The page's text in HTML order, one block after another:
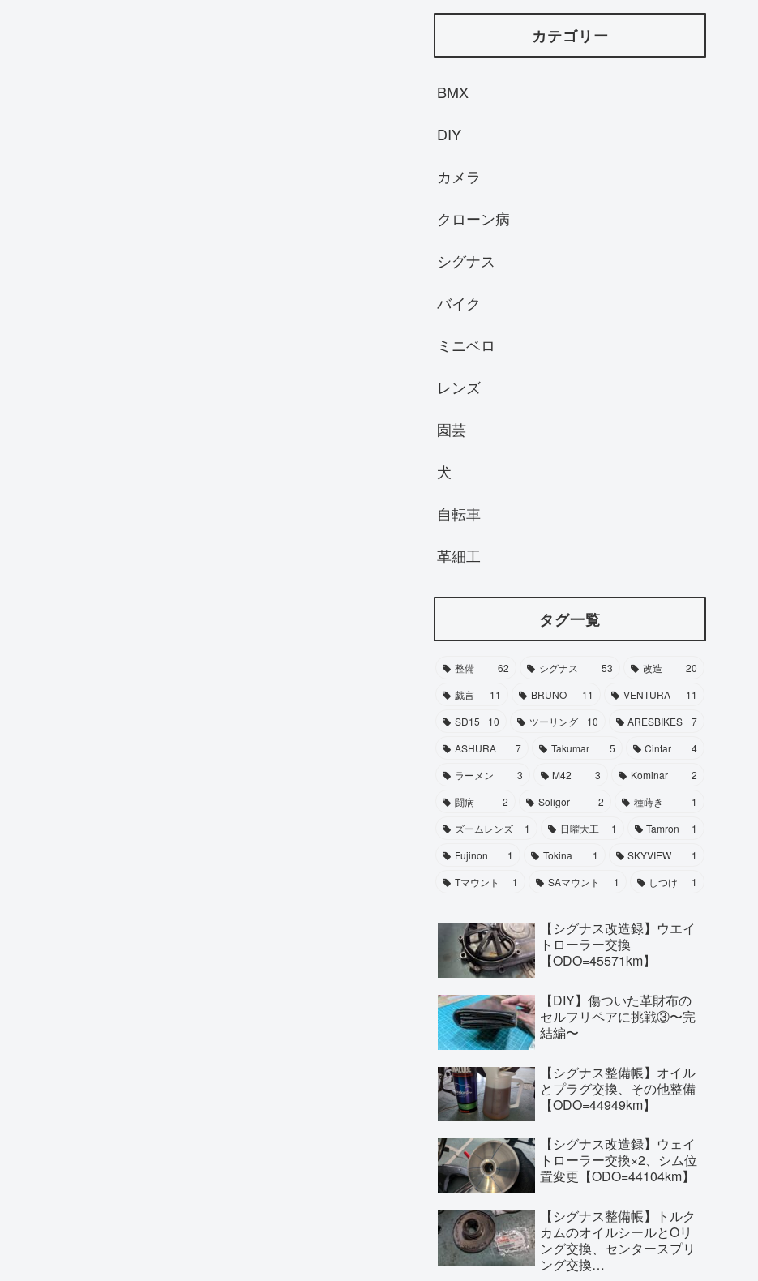
カテゴリー
BMX
DIY
カメラ
クローン病
シグナス
バイク
ミニベロ
レンズ
園芸
犬
自転車
革細工
タグ一覧
整備 62 シグナス 53 改造
20
戯言
11 BRUNO 11 VENTURA
11
SD15
10 ツーリング 10 ARESBIKES
7
ASHURA
7 Takumar 5 Cintar
4
ラーメン
3 M42 3 Kominar
2
闘病
2 Soligor 2 種蒔き
1
ズームレンズ
1 日曜大工 1 Tamron
1
Fujinon
1 Tokina 1 SKYVIEW
1
Tマウント
1 SAマウント 1 しつけ 1
【シグナス改造録】ウエイ
トローラー交換
【ODO=45571km】
【DIY】傷ついた革財布の
セルフリペアに挑戦③〜完
結編〜
【シグナス整備帳】オイル
とプラグ交換、その他整備
【ODO=44949km】
【シグナス改造録】ウェイ
トローラー交換×2、シム位
置変更【ODO=44104km】
【シグナス整備帳】トルク
カムのオイルシールとOリ
ング交換、センタースプリ
ング交換